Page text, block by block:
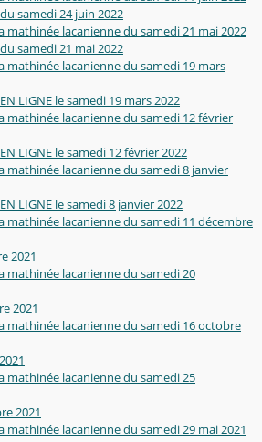
samedi 24 juin 2022
mathinée lacanienne du samedi 21 mai 2022
samedi 21 mai 2022
mathinée lacanienne du samedi 19 mars
LIGNE le samedi 19 mars 2022
mathinée lacanienne du samedi 12 février
LIGNE le samedi 12 février 2022
mathinée lacanienne du samedi 8 janvier
LIGNE le samedi 8 janvier 2022
mathinée lacanienne du samedi 11 décembre
2021
mathinée lacanienne du samedi 20
2021
mathinée lacanienne du samedi 16 octobre
mathinée lacanienne du samedi 25
2021
mathinée lacanienne du samedi 29 mai 2021